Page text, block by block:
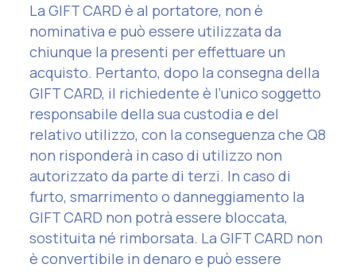
La GIFT CARD è al portatore, non è
nominativa e può essere utilizzata da
chiunque la presenti per effettuare un
acquisto. Pertanto, dopo la consegna della
GIFT CARD, il richiedente è l’unico soggetto
responsabile della sua custodia e del
relativo utilizzo, con la conseguenza che Q8
non risponderà in caso di utilizzo non
autorizzato da parte di terzi. In caso di
furto, smarrimento o danneggiamento la
GIFT CARD non potrà essere bloccata,
sostituita né rimborsata. La GIFT CARD non
è convertibile in denaro e può essere